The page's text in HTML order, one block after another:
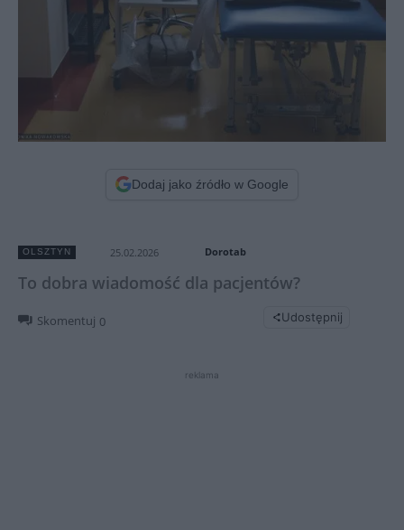
Dodaj jako źródło w Google
OLSZTYN 25.02.2026 Dorotab
To dobra wiadomość dla pacjentów?
Skomentuj 0 Udostępnij
reklama